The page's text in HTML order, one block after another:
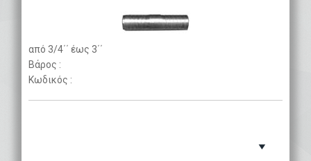
από 3/4΄΄ έως 3΄΄
Βάρος :
Κωδικός :